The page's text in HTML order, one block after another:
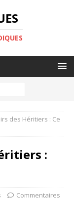
des Héritiers : Ce
:
Commentaires